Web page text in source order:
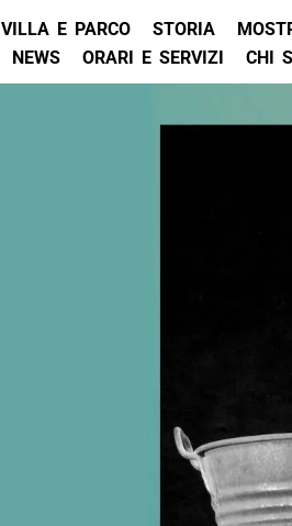
VILLA E PARCO STORIA
NEWS
ORARI E SERVIZI CHI